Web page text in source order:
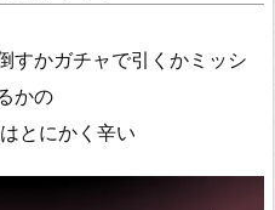
すかガチャで引くかミッシ
かの
とにかく辛い